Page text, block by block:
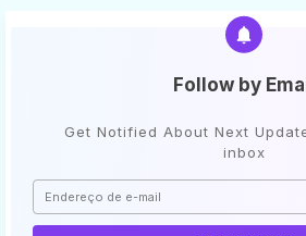
Follow by
Get Notified About Next
inbox